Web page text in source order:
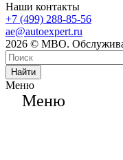
Наши контакты
+7 (499) 288-85-56
ae@autoexpert.ru
2026 © МВО.
Найти
Меню
Меню